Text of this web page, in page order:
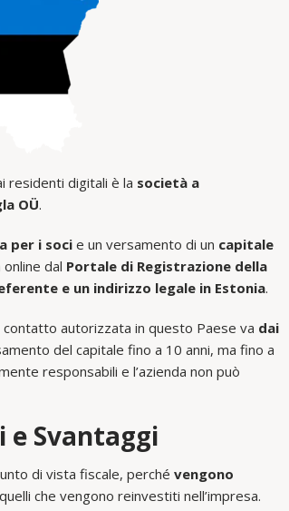
residenti digitali è la società a
OÜ.
per i soci e un versamento di un capitale
dal Portale di Registrazione della
e un indirizzo legale in Estonia.
contatto autorizzata in questo Paese va dai
del capitale fino a 10 anni, ma fino a
responsabili e l’azienda non può
e Svantaggi
di vista fiscale, perché vengono
che vengono reinvestiti nell’impresa.